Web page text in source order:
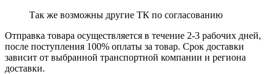
Так же возможны другие ТК по согласованию
Отправка товара осуществляется в течение 2-3 рабочих дней,
после поступления 100% оплаты за товар. Срок доставки
зависит от выбранной транспортной компании и региона
доставки.